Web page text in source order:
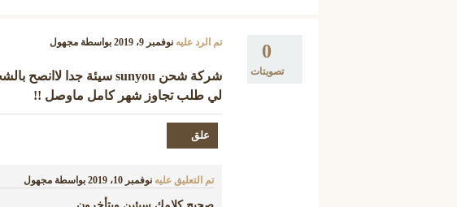
0
تصويتات
تم الرد عليه نوفمبر 9، 2019 بواسطةمجهول
شركة شحن sunyou سيئة جدا لاانصح بالشحن فيها
لي طلب تجاوز شهر كامل ماوصل !!
تم التعليق عليه نوفمبر 10، 2019 بواسطةمجهول